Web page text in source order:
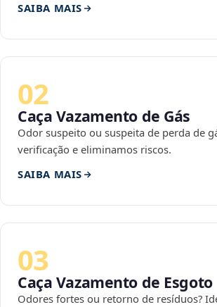
SAIBA MAIS
02
Caça Vazamento de Gás
Odor suspeito ou suspeita de perda de
verificação e eliminamos riscos.
SAIBA MAIS
03
Caça Vazamento de Esgoto
Odores fortes ou retorno de resíduos?